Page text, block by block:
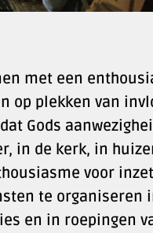
met een
op plekken van
Gods
in de kerk, in
voor
te organiseren
en in roepingen